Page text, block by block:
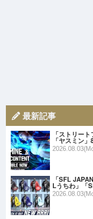
最新記事
「ストリー
「ヤスミン
「SFL
Lうちわ」「